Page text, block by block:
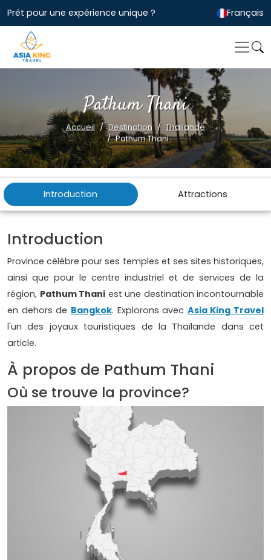
Prêt pour une expérience unique ? Français
Pathum Thani
Accueil Destination
Thailande
Pathum Thani
Introduction Attractions
Introduction
Province célèbre pour ses temples et ses sites historiques,
ainsi que pour le centre industriel et de services de la
région, Pathum Thani est une destination incontournable
en dehors de Bangkok. Explorons avec Asia King Travel
l'un des joyaux touristiques de la Thaïlande dans cet
article.
À propos de Pathum Thani
Où se trouve la province?